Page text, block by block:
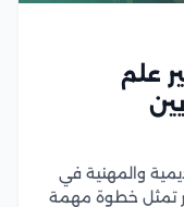
علم
والمهنية في
تمثل خطوة مهمة